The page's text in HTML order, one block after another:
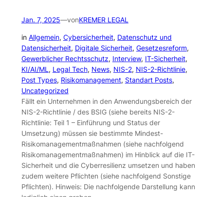
Jan. 7, 2025—vonKREMER LEGAL
in Allgemein, Cybersicherheit, Datenschutz und
Datensicherheit, Digitale Sicherheit, Gesetzesreform
Gewerblicher Rechtsschutz, Interview, IT-Sicherheit
KI/AI/ML, Legal Tech, News, NIS-2, NIS-2-Richtlinie
Post Types, Risikomanagement, Standart Posts
Uncategorized
Fällt ein Unternehmen in den Anwendungsbereich der
NIS-2-Richtlinie / des BSIG (siehe bereits NIS-2-
Richtlinie: Teil 1 – Einführung und Status der
Umsetzung) müssen sie bestimmte Mindest-
Risikomanagementmaßnahmen (siehe nachfolgend
Risikomanagementmaßnahmen) im Hinblick auf die IT-
Sicherheit und die Cyberresilienz umsetzen und haben
zudem weitere Pflichten (siehe nachfolgend Sonstige
Pflichten). Hinweis: Die nachfolgende Darstellung kann